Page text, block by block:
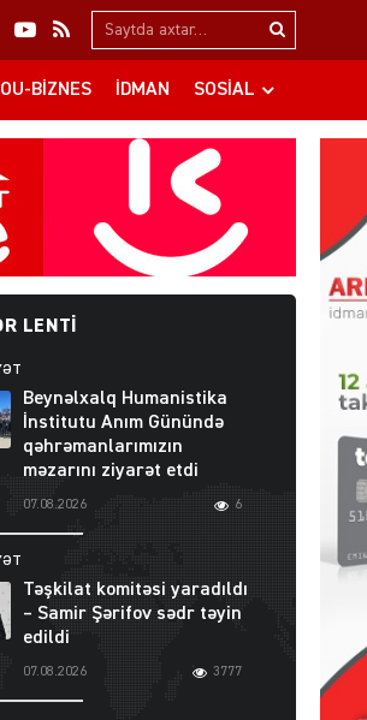
Search…
BIZNES İDMAN SOSIAL
LENTI
Beynəlxalq Humanistika
İnstitutu Anım Günündə
qəhrəmanlarımızın
məzarını ziyarət etdi
07.08.2026 6
Təşkilat komitəsi yaradıldı
– Samir Şərifov sədr təyin
edildi
07.08.2026 3777